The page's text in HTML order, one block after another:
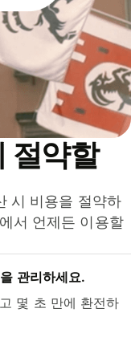
절약할
시 비용을 절약하
서 언제든 이용할
관리하세요.
몇 초 만에 환전하